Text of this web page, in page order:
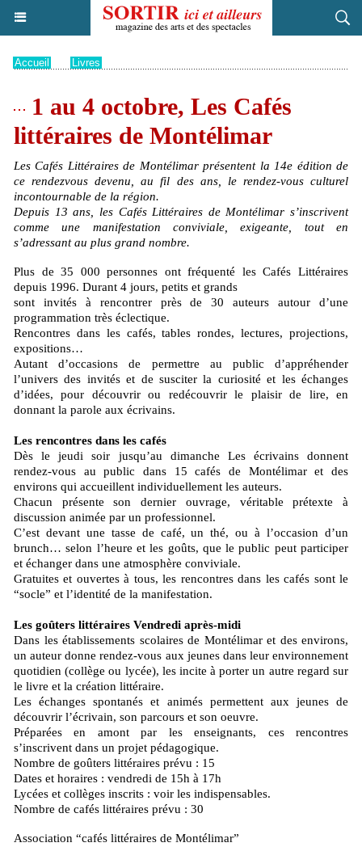
Accueil Livres
1 au 4 octobre, Les Cafés
littéraires de Montélimar
Les Cafés Littéraires de Montélimar présentent la 14e édition de
ce rendezvous devenu, au fil des ans, le rendez-vous culturel
incontournable de la région.
Depuis 13 ans, les Cafés Littéraires de Montélimar s’inscrivent
comme une manifestation conviviale, exigeante, tout en
s’adressant au plus grand nombre.
Plus de 35 000 personnes ont fréquenté les Cafés Littéraires
depuis 1996. Durant 4 jours, petits et grands
sont invités à rencontrer près de 30 auteurs autour d’une
programmation très éclectique.
Rencontres dans les cafés, tables rondes, lectures, projections,
expositions…
Autant d’occasions de permettre au public d’appréhender
l’univers des invités et de susciter la curiosité et les échanges
d’idées, pour découvrir ou redécouvrir le plaisir de lire, en
donnant la parole aux écrivains.
Les rencontres dans les cafés
Dès le jeudi soir jusqu’au dimanche Les écrivains donnent
rendez-vous au public dans 15 cafés de Montélimar et des
environs qui accueillent individuellement les auteurs.
Chacun présente son dernier ouvrage, véritable prétexte à
discussion animée par un professionnel.
C’est devant une tasse de café, un thé, ou à l’occasion d’un
brunch… selon l’heure et les goûts, que le public peut participer
et échanger dans une atmosphère conviviale.
Gratuites et ouvertes à tous, les rencontres dans les cafés sont le
“socle” et l’identité de la manifestation.
Les goûters littéraires Vendredi après-midi
Dans les établissements scolaires de Montélimar et des environs,
un auteur donne rendez-vous aux jeunes dans leur environnement
quotidien (collège ou lycée), les incite à porter un autre regard sur
le livre et la création littéraire.
Les échanges spontanés et animés permettent aux jeunes de
découvrir l’écrivain, son parcours et son oeuvre.
Préparées en amont par les enseignants, ces rencontres
s’inscrivent dans un projet pédagogique.
Nombre de goûters littéraires prévu : 15
Dates et horaires : vendredi de 15h à 17h
Lycées et collèges inscrits : voir les indispensables.
Nombre de cafés littéraires prévu : 30
Association “cafés littéraires de Montélimar”